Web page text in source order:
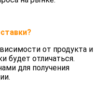
от продукта и
будет отличаться.
для получения